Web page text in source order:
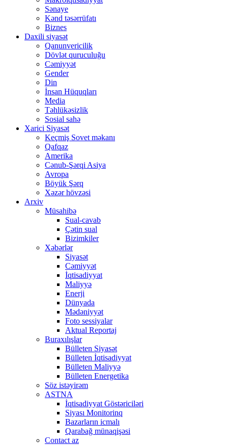
Sənaye
Kənd təsərrüfatı
Biznes
Daxili siyasət
Qanunvericilik
Dövlət quruculuğu
Cəmiyyət
Gender
Din
İnsan Hüquqları
Media
Təhlükəsizlik
Sosial sahə
Xarici Siyasət
Keçmiş Sovet məkanı
Qafqaz
Amerika
Cənub-Şərqi Asiya
Avropa
Böyük Şərq
Xəzər hövzəsi
Arxiv
Müsahibə
Sual-cavab
Çətin sual
Bizimkiler
Xəbərlər
Siyasət
Cəmiyyət
İqtisadiyyat
Maliyyə
Enerji
Dünyada
Mədəniyyət
Foto sessiyalar
Aktual Reportaj
Buraxılışlar
Bülleten Siyasət
Bülleten İqtisadiyyat
Bülleten Maliyyə
Bülleten Energetika
Söz istəyirəm
ASTNA
İqtisadiyyat Göstəriciləri
Siyası Monitorinq
Bazarların icmalı
Qarabağ münaqişəsi
Contact az